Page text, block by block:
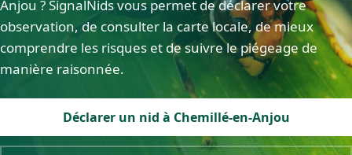
Anjou ? SignalNids vous permet de déclarer votre
observation, de consulter la carte locale, de mieux
comprendre les risques et de suivre le piégeage de
manière raisonnée.
Déclarer un nid à Chemillé-en-Anjou